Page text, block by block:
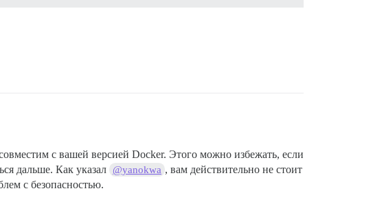
с вашей версией Docker. Этого можно избежать, если
дальше. Как указал @yanokwa , вам действительно не стоит
с безопасностью.